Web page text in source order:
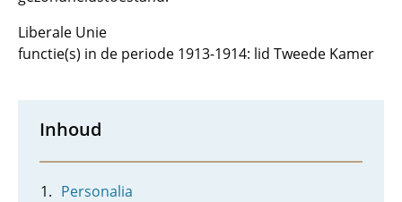
Liberale Unie
functie(s) in de periode 1913-1914: lid Tweede Kamer
Inhoud
Personalia